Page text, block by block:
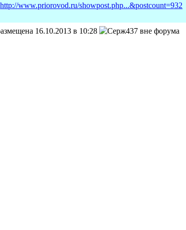
http://www.priorovod.ru/showpost.php...&postcount=932
16.10.2013 в 10:28